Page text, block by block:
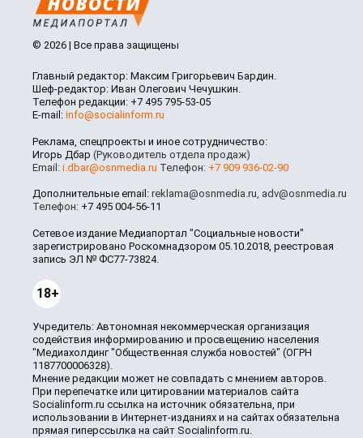
© 2026 | Все права защищены
Главный редактор: Максим Григорьевич Бардин.
Шеф-редактор: Иван Олегович Чечушкин.
Телефон редакции: +7 495 795-53-05
E-mail: info@socialinform.ru
Реклама, спецпроекты и иное сотрудничество:
Игорь Дбар (Руководитель отдела продаж)
Email: i.dbar@osnmedia.ru Телефон: +7 909 936-02-90
Дополнительные email: reklama@osnmedia.ru, adv@osnmedia.ru
Телефон: +7 495 004-56-11
Сетевое издание Медиапортал "Социальные новости"
зарегистрировано Роскомнадзором 05.10.2018, реестровая
запись ЭЛ № ФС77-73824.
18+
Учредитель: Автономная некоммерческая организация
содействия информированию и просвещению населения
"Медиахолдинг "Общественная служба новостей" (ОГРН
1187700006328).
Мнение редакции может не совпадать с мнением авторов.
При перепечатке или цитировании материалов сайта
Socialinform.ru ссылка на источник обязательна, при
использовании в Интернет-изданиях и на сайтах обязательна
прямая гиперссылка на сайт Socialinform.ru.